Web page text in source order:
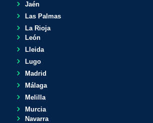
Jaén
Las Palmas
La Rioja
León
Lleida
Lugo
Madrid
Málaga
Melilla
Murcia
Navarra